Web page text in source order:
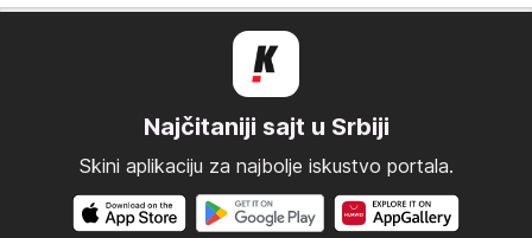
Najčitaniji sajt u Srbiji
Skini aplikaciju za najbolje iskustvo portala.